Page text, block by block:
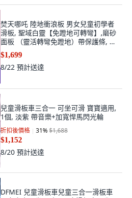
焚天哪吒 陸地衝浪板 男女兒童初學者
滑板, 聖域白靈【免蹬地可轉彎】,磨砂
面板 （靈活轉彎免蹬地）帶保護條, 1
個
$1,699
8/22 預計送達
兒童滑板車三合一 可坐可滑 寶寶適用,
1個, 淡紫 帶音樂+加寬悍馬閃光輪
折扣後價格 31%$1,688
$1,152
8/20 預計送達
DFMEI 兒童滑板車兒童三合一滑板車